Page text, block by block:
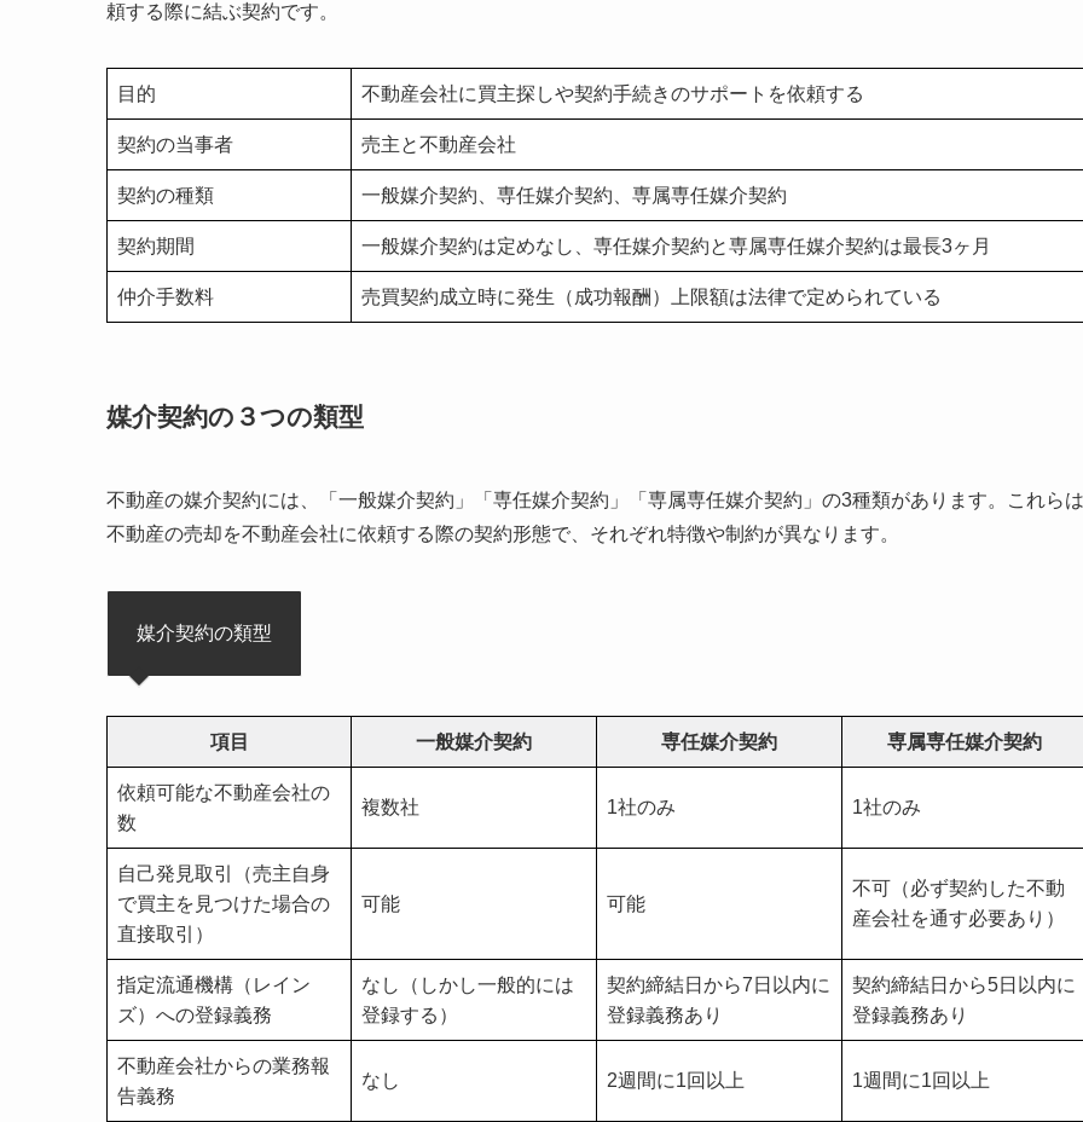
頼する際に結ぶ契約です。
目的 不動産会社に買主探しや契約手続きのサポートを依頼する
契約の当事者 売主と不動産会社
契約の種類 一般媒介契約、専任媒介契約、専属専任媒介契約
契約期間 一般媒介契約は定めなし、専任媒介契約と専属専任媒介契約は最長3ヶ月
仲介手数料 売買契約成立時に発生（成功報酬）上限額は法律で定められている
媒介契約の３つの類型
不動産の媒介契約には、「一般媒介契約」「専任媒介契約」「専属専任媒介契約」の3種類があります。​これらは
不動産の売却を不動産会社に依頼する際の契約形態で、それぞれ特徴や制約が異なります。
媒介契約の類型
項目 一般媒介契約 専任媒介契約 専属専任媒介契約
依頼可能な不動産会社の
数
複数社 1社のみ 1社のみ
自己発見取引（売主自身
で買主を見つけた場合の
直接取引）
可能 可能
不可（必ず契約した不動
産会社を通す必要あり）
指定流通機構（レイン
ズ）への登録義務
なし（しかし一般的には
登録する）
契約締結日から7日以内に
登録義務あり
契約締結日から5日以内に
登録義務あり
不動産会社からの業務報
告義務
なし 2週間に1回以上 1週間に1回以上